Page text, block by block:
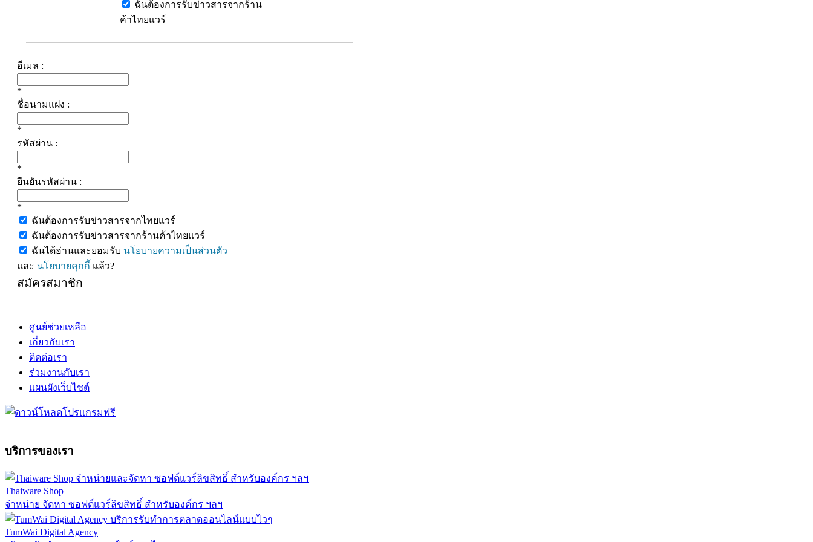
ฉันต้องการรับข่าวสารจากร้าน
ค้าไทยแวร์
อีเมล :
*
ชื่อนามแฝง :
*
รหัสผ่าน :
*
ยืนยันรหัสผ่าน :
*
ฉันต้องการรับข่าวสารจากไทยแวร์
ฉันต้องการรับข่าวสารจากร้านค้าไทยแวร์
ฉันได้อ่านและยอมรับ นโยบายความเป็นส่วนตัว
และ นโยบายคุกกี้ แล้ว?
สมัครสมาชิก
ศูนย์ช่วยเหลือ
เกี่ยวกับเรา
ติดต่อเรา
ร่วมงานกับเรา
แผนผังเว็บไซต์
บริการของเรา
Thaiware Shop
จำหน่าย จัดหา ซอฟต์แวร์ลิขสิทธิ์ สำหรับองค์กร ฯลฯ
TumWai Digital Agency